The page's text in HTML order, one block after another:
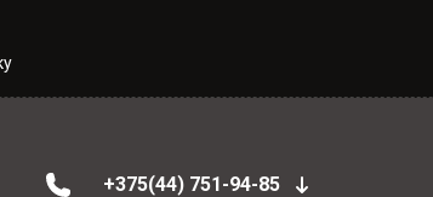
+375(44) 751-94-85